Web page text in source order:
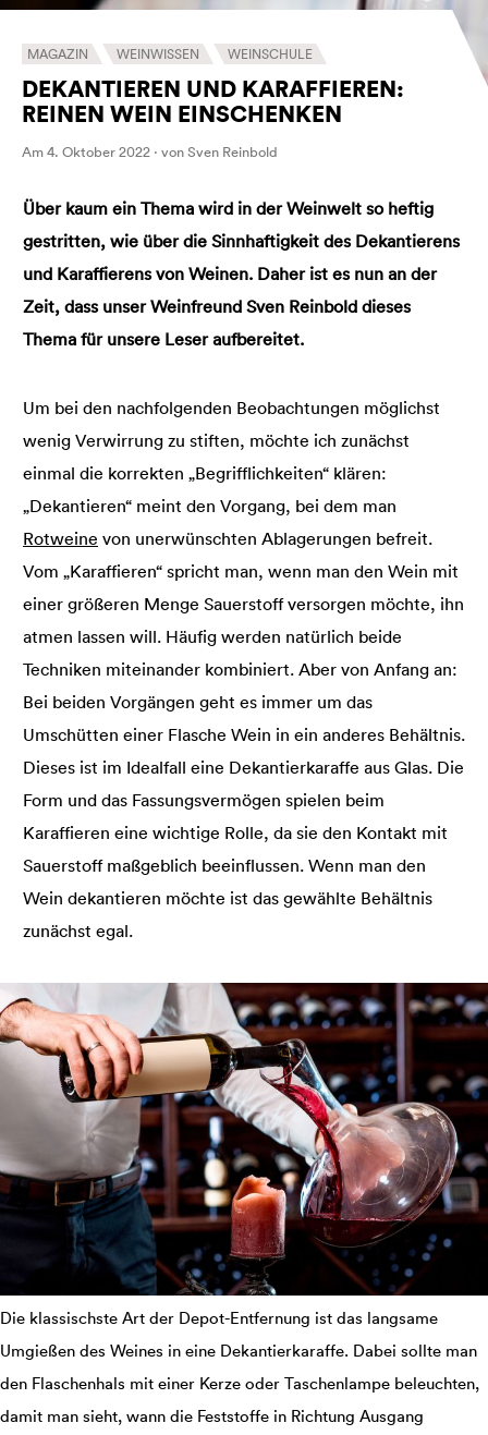
MAGAZIN WEINWISSEN WEINSCHULE
DEKANTIEREN UND KARAFFIEREN:
REINEN WEIN EINSCHENKEN
Am 4. Oktober 2022 · von Sven Reinbold
Über kaum ein Thema wird in der Weinwelt so heftig
gestritten, wie über die Sinnhaftigkeit des Dekantierens
und Karaffierens von Weinen. Daher ist es nun an der
Zeit, dass unser Weinfreund Sven Reinbold dieses
Thema für unsere Leser aufbereitet.
Um bei den nachfolgenden Beobachtungen möglichst
wenig Verwirrung zu stiften, möchte ich zunächst
einmal die korrekten „Begrifflichkeiten“ klären:
„Dekantieren“ meint den Vorgang, bei dem man
Rotweine von unerwünschten Ablagerungen befreit.
Vom „Karaffieren“ spricht man, wenn man den Wein mit
einer größeren Menge Sauerstoff versorgen möchte, ihn
atmen lassen will. Häufig werden natürlich beide
Techniken miteinander kombiniert. Aber von Anfang an:
Bei beiden Vorgängen geht es immer um das
Umschütten einer Flasche Wein in ein anderes Behältnis.
Dieses ist im Idealfall eine Dekantierkaraffe aus Glas. Die
Form und das Fassungsvermögen spielen beim
Karaffieren eine wichtige Rolle, da sie den Kontakt mit
Sauerstoff maßgeblich beeinflussen. Wenn man den
Wein dekantieren möchte ist das gewählte Behältnis
zunächst egal.
Die klassischste Art der Depot-Entfernung ist das langsame
Umgießen des Weines in eine Dekantierkaraffe. Dabei sollte man
den Flaschenhals mit einer Kerze oder Taschenlampe beleuchten,
damit man sieht, wann die Feststoffe in Richtung Ausgang